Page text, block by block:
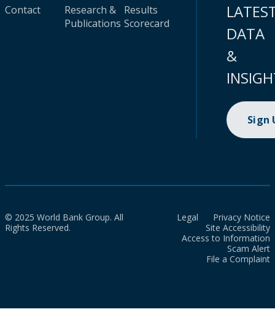
Contact
Research &
Publications
Results
Scorecard
DATA
&
Sign
© 2025 World Bank Group. All
Rights Reserved.
Legal
Privacy Notice
Site Accessibility
Access to Information
Scam Alert
File a Complaint